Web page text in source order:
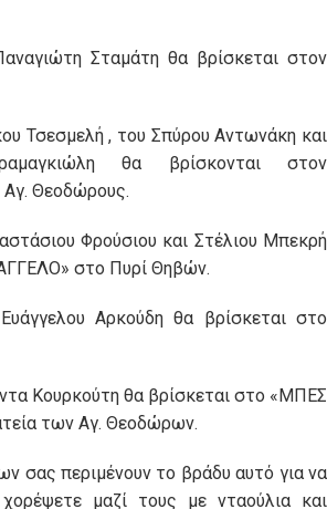
Σταμάτη θα βρίσκεται στον
Τσεσμελή , του Σπύρου Αντωνάκη και
θα βρίσκονται στον
Θεοδώρους.
Φρούσιου και Στέλιου Μπεκρή
στο Πυρί Θηβών.
Αρκούδη θα βρίσκεται στο
Κουρκούτη θα βρίσκεται στο «ΜΠΕΣ
των Αγ. Θεοδώρων.
σας περιμένουν το βράδυ αυτό για να
μαζί τους με νταούλια και